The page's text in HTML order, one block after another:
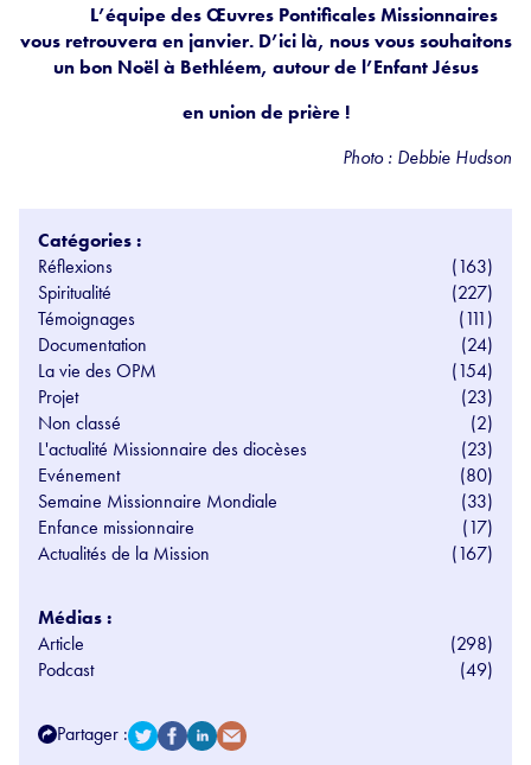
L’équipe des Œuvres Pontificales Missionnaires
vous retrouvera en janvier. D’ici là, nous vous souhaitons
un bon Noël à Bethléem, autour de l’Enfant Jésus
en union de prière !
Photo : Debbie Hudson
Catégories :
Réflexions
(163)
Spiritualité
(227)
Témoignages
(111)
Documentation
(24)
La vie des OPM
(154)
Projet
(23)
Non classé
(2)
L'actualité Missionnaire des diocèses
(23)
Evénement
(80)
Semaine Missionnaire Mondiale
(33)
Enfance missionnaire
(17)
Actualités de la Mission
(167)
Médias :
Article
(298)
Podcast
(49)
Partager :